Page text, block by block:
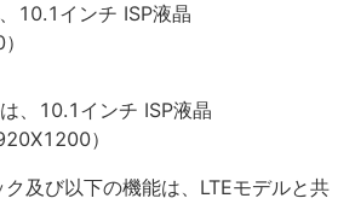
10.1インチ ISP液晶
は、10.1インチ ISP液晶
）
及び以下の機能は、LTEモデルと共